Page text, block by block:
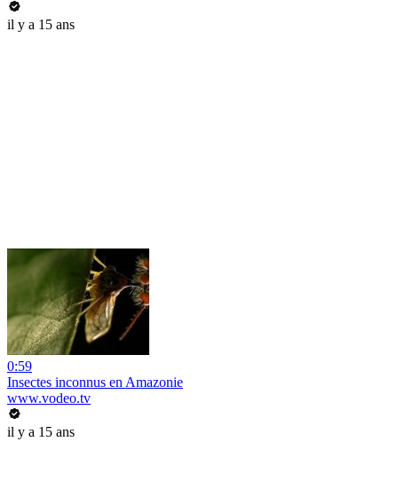
il y a 15 ans
0:59
Insectes inconnus en Amazonie
www.vodeo.tv
il y a 15 ans